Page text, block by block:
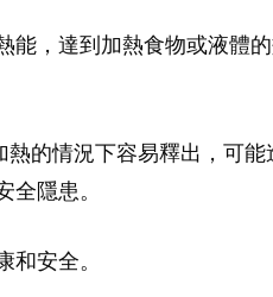
，達到加熱食物或液體
的情況下容易釋出，可
隱患。
安全。